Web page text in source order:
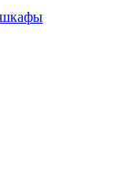
шкафы